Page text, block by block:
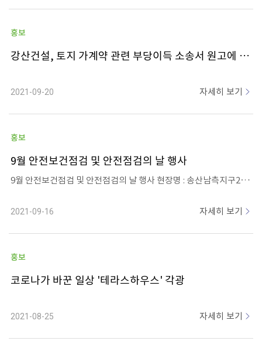
홍보
강산건설, 토지 가계약 관련 부당이득 소송서 원고에 전부 승소
2021-09-20 자세히 보기
홍보
9월 안전보건점검 및 안전점검의 날 행사
9월 안전보건점검 및 안전점검의 날 행사 현장명 : 송산남측지구2공구 일 시 : 2021.09.15(수) 참석자 : 본사 김성현 대표 비롯한 강산건설 임직원과 협력사, 근로자 등 51명 내 용 : 합동안전점검 및 간담회 개최
2021-09-16 자세히 보기
홍보
코로나가 바꾼 일상 '테라스하우스' 각광
2021-08-25 자세히 보기